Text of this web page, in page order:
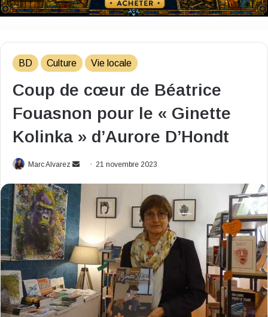
BD Culture Vie locale
Coup de cœur de Béatrice
Fouasnon pour le « Ginette
Kolinka » d’Aurore D’Hondt
Marc Alvarez
Envoyer
courriel
21 novembre 2023